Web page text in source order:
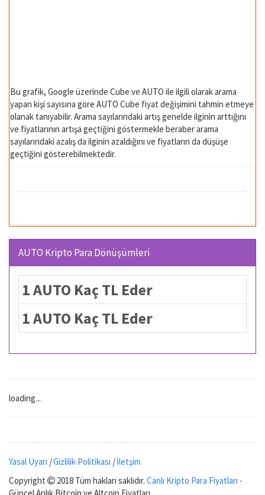
Bu grafik, Google üzerinde Cube ve AUTO ile ilgili olarak arama
yapan kişi sayısına göre AUTO Cube fiyat değişimini tahmin etmeye
olanak tanıyabilir. Arama sayılarındaki artış genelde ilginin arttığını
ve fiyatlarının artışa geçtiğini göstermekle beraber arama
sayılarındaki azalış da ilginin azaldığını ve fiyatların da düşüşe
geçtiğini gösterebilmektedir.
AUTO Kripto Para Dönüşümleri
1 AUTO Kaç TL Eder
1 AUTO Kaç TL Eder
loading...
Yasal Uyarı |Gizlilik Politikası |İletşim
Copyright
2018 Tüm hakları saklıdır. Canlı Kripto Para Fiyatları -
Güncel Anlık Bitcoin ve Altcoin Fiyatları